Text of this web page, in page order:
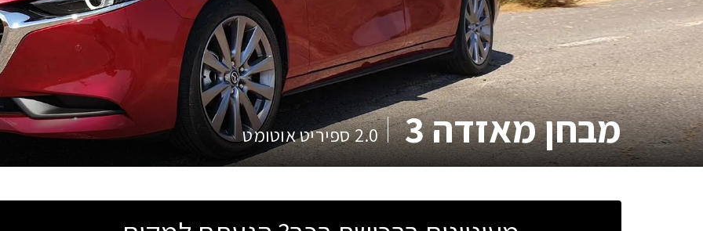
מבחןמאזדה 3 2.0 ספיריט אוטומט